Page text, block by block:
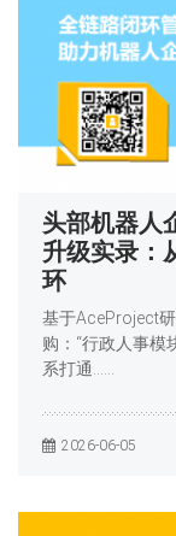
头部机器人
升级实录：
环
基于AceProject
购：“行政人事模
系打通……
2026-06-05